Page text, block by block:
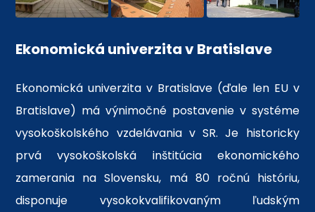
Ekonomická univerzita v Bratislave
Ekonomická univerzita v Bratislave (ďale len EU v
Bratislave) má výnimočné postavenie v systéme
vysokoškolského vzdelávania v SR. Je historicky
prvá vysokoškolská inštitúcia ekonomického
zamerania na Slovensku, má 80 ročnú históriu,
disponuje vysokokvalifikovaným ľudským